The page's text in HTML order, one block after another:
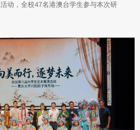
动，全校47名港澳台学生参与本次研
国家在丝路文明传承、世界文化遗产保
面的建设成就与发展路径。